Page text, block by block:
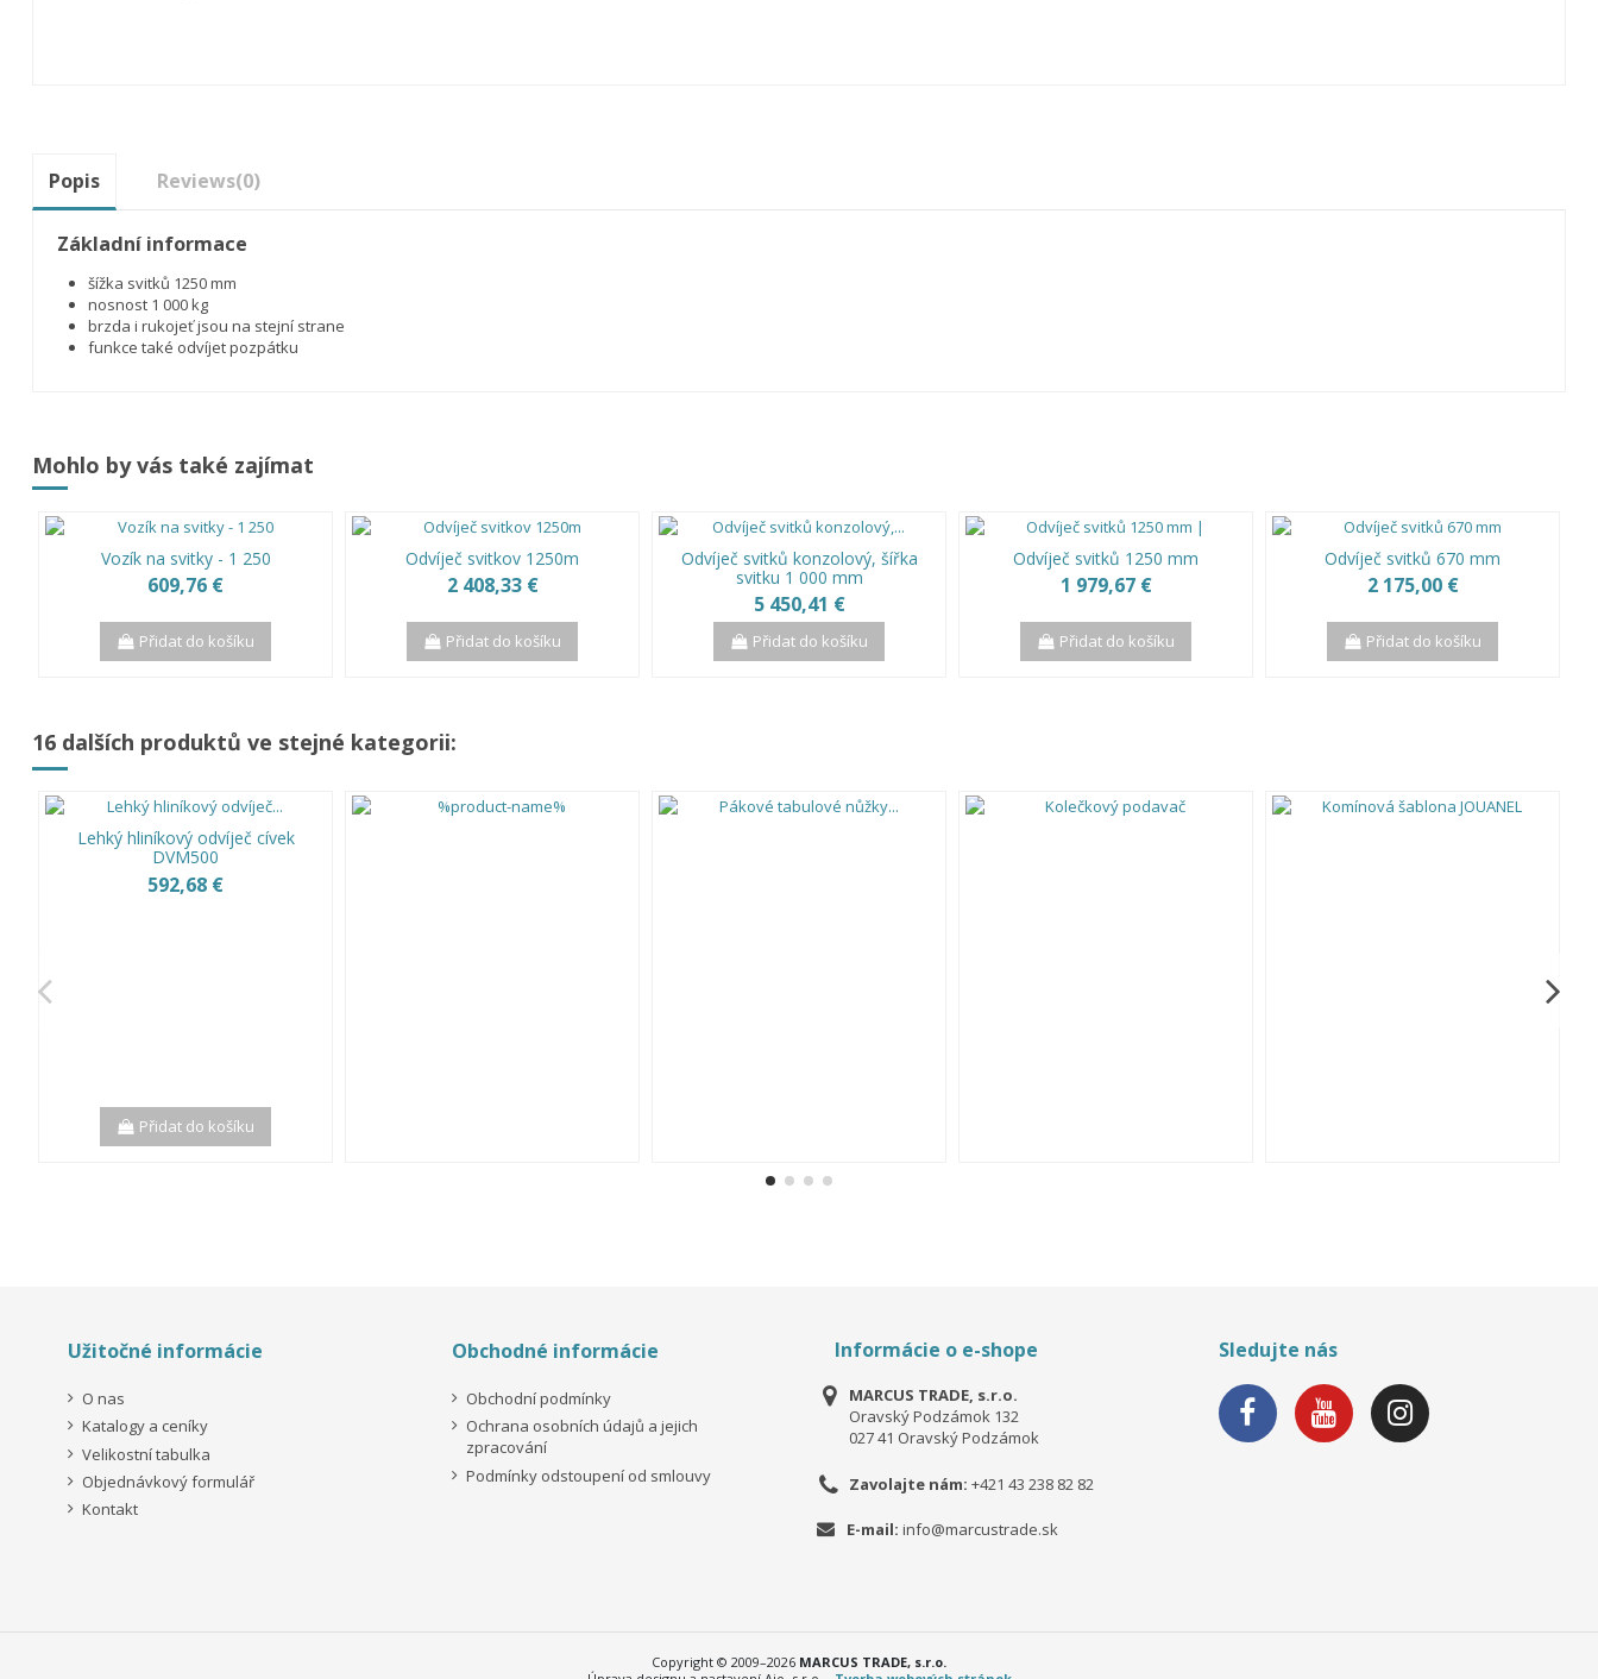
Popis Reviews(0)
Základní informace
šížka svitků 1250 mm
nosnost 1 000 kg
brzda i rukojeť jsou na stejní strane
funkce také odvíjet pozpátku
Mohlo by vás také zajímat
Vozík na svitky - 1 250
609,76 €
Přidat do košíku
Odvíječ svitkov 1250m
2 408,33 €
Přidat do košíku
Odvíječ svitků konzolový, šířka
svitku 1 000 mm
5 450,41 €
Přidat do košíku
Odvíječ svitků 1250 mm
1 979,67 €
Přidat do košíku
Odvíječ svitků 670 mm
2 175,00 €
Přidat do košíku
16 dalších produktů ve stejné kategorii:
Lehký hliníkový odvíječ cívek
DVM500
592,68 €
Přidat do košíku
Užitočné informácie
O nas
Katalogy a ceníky
Velikostní tabulka
Objednávkový formulář
Kontakt
Obchodné informácie
Obchodní podmínky
Ochrana osobních údajů a jejich
zpracování
Podmínky odstoupení od smlouvy
Informácie o e-shope
MARCUS TRADE, s.r.o.
Oravský Podzámok 132
027 41 Oravský Podzámok
Zavolajte nám: +421 43 238 82 82
E-mail: info@marcustrade.sk
Sledujte nás
Copyright © 2009–2026 MARCUS TRADE, s.r.o.